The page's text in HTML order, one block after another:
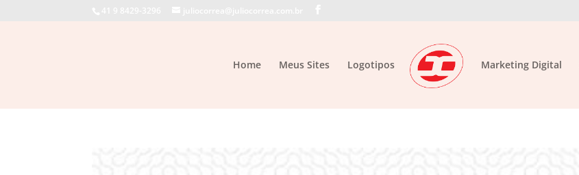
Home Meus Sites Logotipos Marketing Digital